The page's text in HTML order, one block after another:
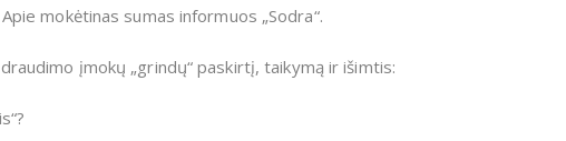
mokėtinas sumas informuos „Sodra“.
įmokų „grindų“ paskirtį, taikymą ir išimtis: